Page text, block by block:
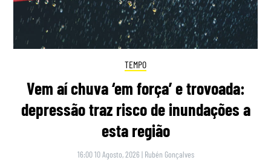
TEMPO
Vem aí chuva ‘em força’ e trovoada:
depressão traz risco de inundações a
esta região
16:00 10 Agosto, 2026 | Rubén Gonçalves